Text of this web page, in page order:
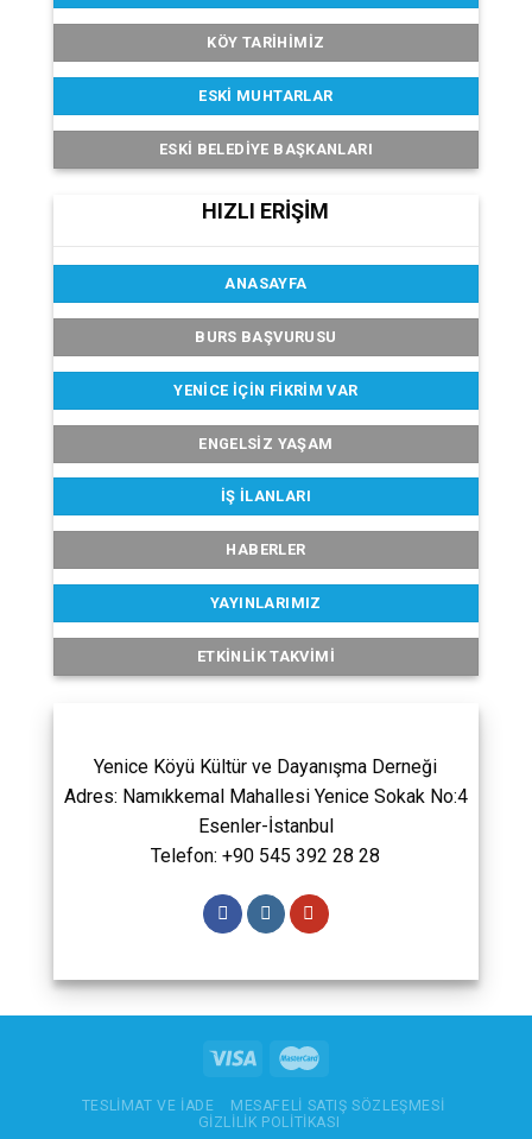
KÖY TARIHIMIZ
ESKI MUHTARLAR
ESKI BELEDIYE BAŞKANLARI
HIZLI ERİŞİM
ANASAYFA
BURS BAŞVURUSU
YENICE İÇIN FIKRIM VAR
ENGELSIZ YAŞAM
İŞ İLANLARI
HABERLER
YAYINLARIMIZ
ETKINLIK TAKVIMI
Yenice Köyü Kültür ve Dayanışma Derneği
Adres: Namıkkemal Mahallesi Yenice Sokak No:4
Esenler-İstanbul
Telefon: +90 545 392 28 28
TESLIMAT VE İADE
MESAFELI SATIŞ SÖZLEŞMESI
GIZLILIK POLITIKASI